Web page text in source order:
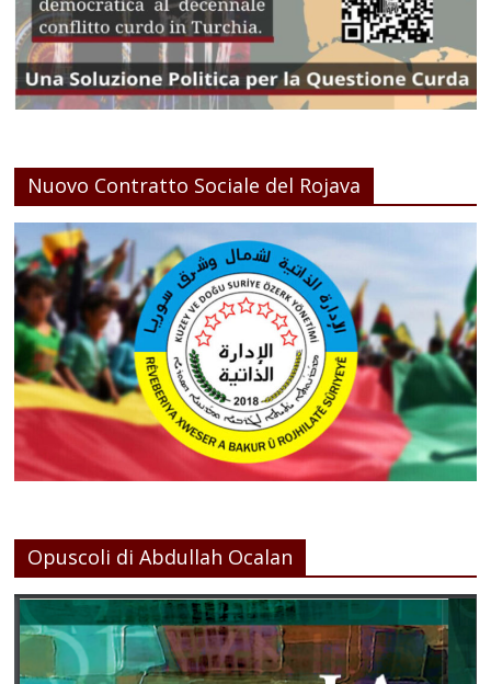
Nuovo Contratto Sociale del Rojava
Opuscoli di Abdullah Ocalan